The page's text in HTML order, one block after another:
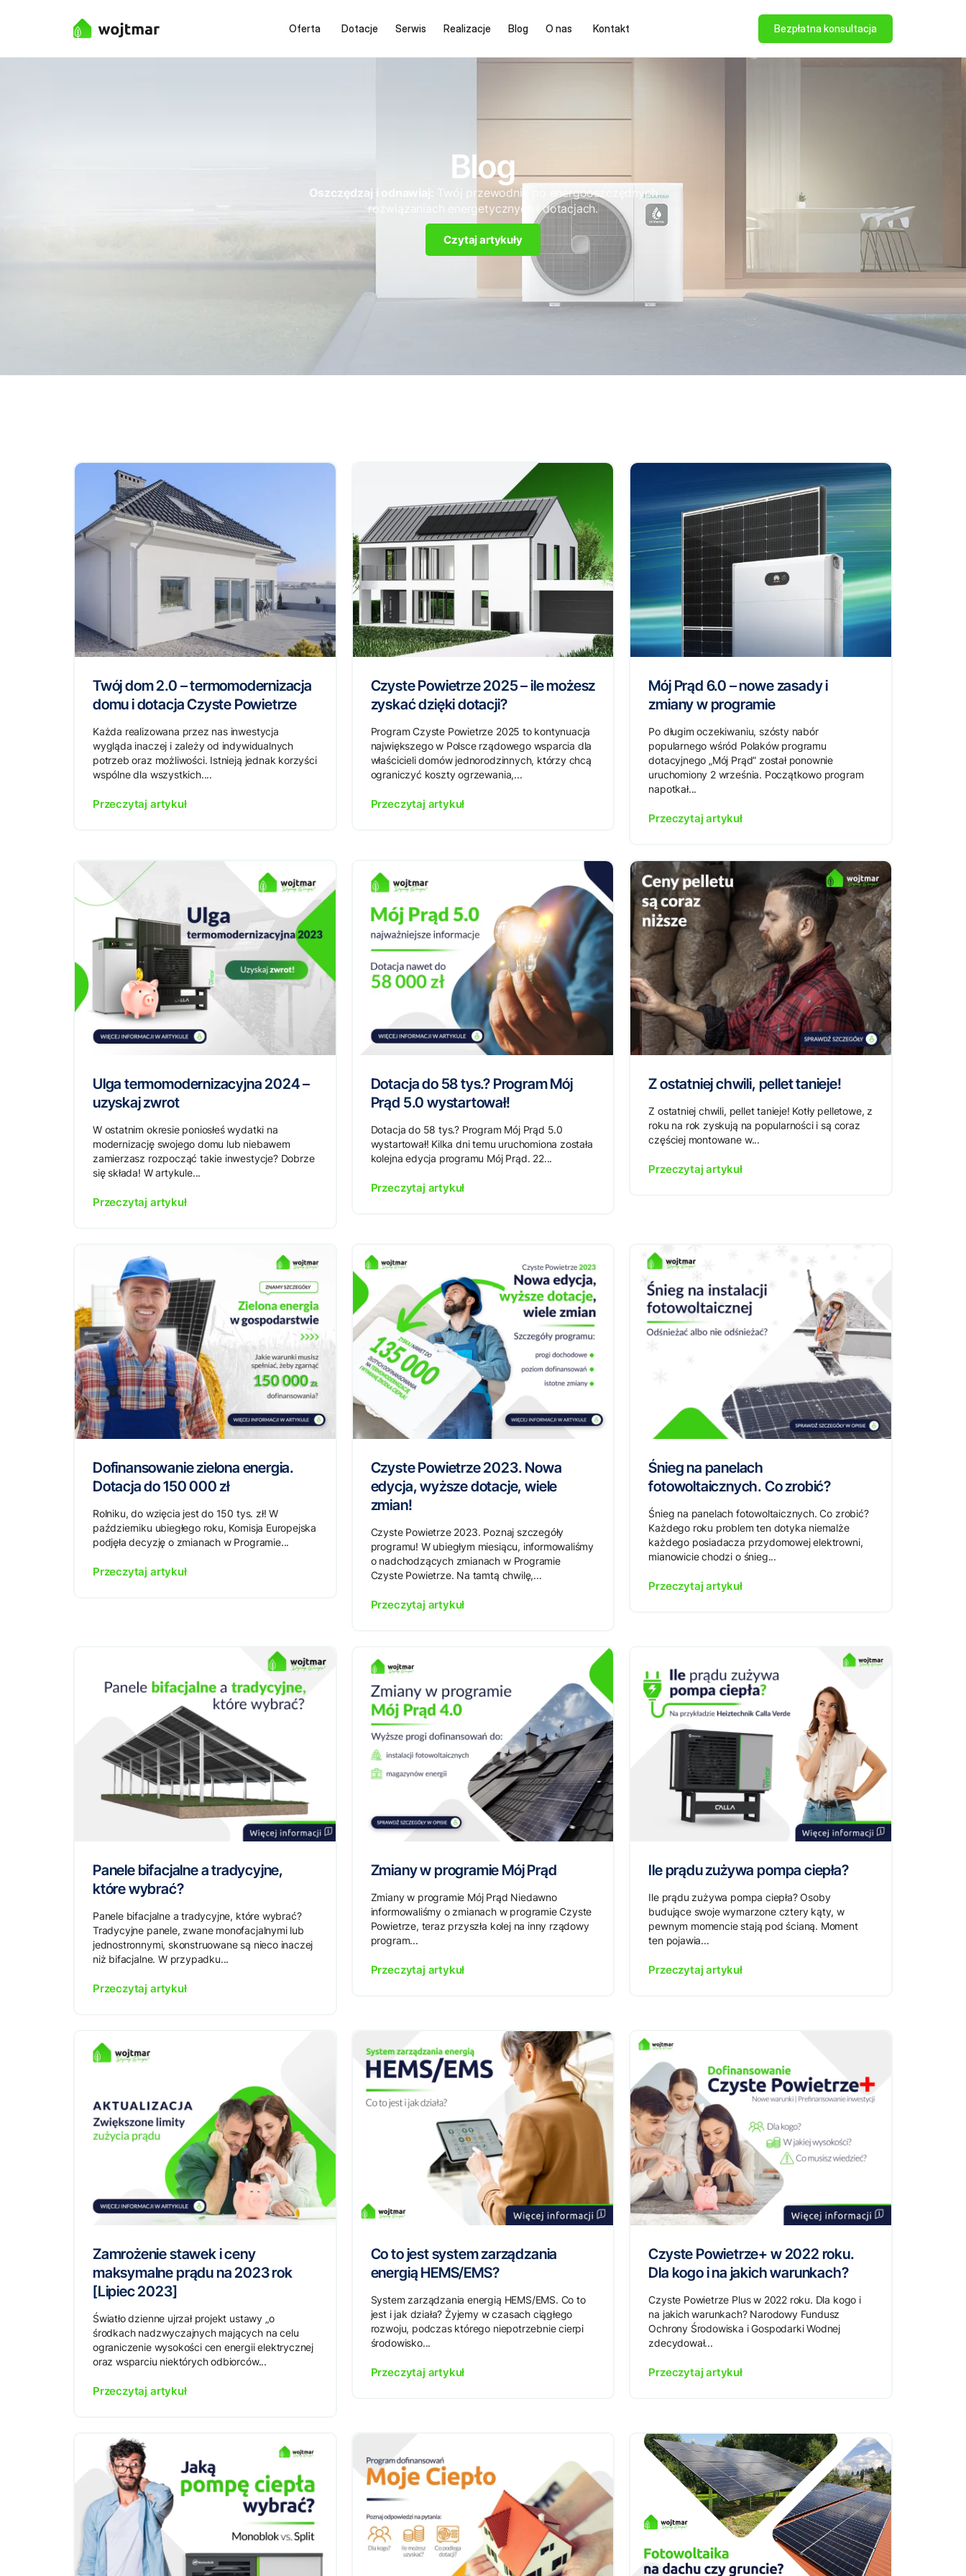
Oferta Dotacje Serwis Realizacje Blog O nas Kontakt Bezpłatna konsultacja
Blog
Oszczędzaj i odnawiaj:
Twój przewodnik po energooszczędnych
rozwiązaniach energetycznych i dotacjach.
Czytaj artykuły
Twój dom 2.0 – termomodernizacja
domu i dotacja Czyste Powietrze
Każda realizowana przez nas inwestycja
wygląda inaczej i zależy od indywidualnych
potrzeb oraz możliwości. Istnieją jednak korzyści
wspólne dla wszystkich....
Przeczytaj artykuł
Czyste Powietrze 2025 – ile możesz
zyskać dzięki dotacji?
Program Czyste Powietrze 2025 to kontynuacja
największego w Polsce rządowego wsparcia dla
właścicieli domów jednorodzinnych, którzy chcą
ograniczyć koszty ogrzewania,...
Przeczytaj artykuł
Mój Prąd 6.0 – nowe zasady i
zmiany w programie
Po długim oczekiwaniu, szósty nabór
popularnego wśród Polaków programu
dotacyjnego „Mój Prąd” został ponownie
uruchomiony 2 września. Początkowo program
napotkał...
Przeczytaj artykuł
Ulga termomodernizacyjna 2024 –
uzyskaj zwrot
W ostatnim okresie poniosłeś wydatki na
modernizację swojego domu lub niebawem
zamierzasz rozpocząć takie inwestycje? Dobrze
się składa! W artykule...
Przeczytaj artykuł
Dotacja do 58 tys.? Program Mój
Prąd 5.0 wystartował!
Dotacja do 58 tys.? Program Mój Prąd 5.0
wystartował! Kilka dni temu uruchomiona została
kolejna edycja programu Mój Prąd. 22...
Przeczytaj artykuł
Z ostatniej chwili, pellet tanieje!
Z ostatniej chwili, pellet tanieje! Kotły pelletowe, z
roku na rok zyskują na popularności i są coraz
częściej montowane w...
Przeczytaj artykuł
Dofinansowanie zielona energia.
Dotacja do 150 000 zł
Rolniku, do wzięcia jest do 150 tys. zł! W
październiku ubiegłego roku, Komisja Europejska
podjęła decyzję o zmianach w Programie...
Przeczytaj artykuł
Czyste Powietrze 2023. Nowa
edycja, wyższe dotacje, wiele
zmian!
Czyste Powietrze 2023. Poznaj szczegóły
programu! W ubiegłym miesiącu, informowaliśmy
o nadchodzących zmianach w Programie
Czyste Powietrze. Na tamtą chwilę,...
Przeczytaj artykuł
Śnieg na panelach
fotowoltaicznych. Co zrobić?
Śnieg na panelach fotowoltaicznych. Co zrobić?
Każdego roku problem ten dotyka niemalże
każdego posiadacza przydomowej elektrowni,
mianowicie chodzi o śnieg...
Przeczytaj artykuł
Panele bifacjalne a tradycyjne,
które wybrać?
Panele bifacjalne a tradycyjne, które wybrać?
Tradycyjne panele, zwane monofacjalnymi lub
jednostronnymi, skonstruowane są nieco inaczej
niż bifacjalne. W przypadku...
Przeczytaj artykuł
Zmiany w programie Mój Prąd
Zmiany w programie Mój Prąd Niedawno
informowaliśmy o zmianach w programie Czyste
Powietrze, teraz przyszła kolej na inny rządowy
program...
Przeczytaj artykuł
Ile prądu zużywa pompa ciepła?
Ile prądu zużywa pompa ciepła? Osoby
budujące swoje wymarzone cztery kąty, w
pewnym momencie stają pod ścianą. Moment
ten pojawia...
Przeczytaj artykuł
Zamrożenie stawek i ceny
maksymalne prądu na 2023 rok
[Lipiec 2023]
Światło dzienne ujrzał projekt ustawy „o
środkach nadzwyczajnych mających na celu
ograniczenie wysokości cen energii elektrycznej
oraz wsparciu niektórych odbiorców...
Przeczytaj artykuł
Co to jest system zarządzania
energią HEMS/EMS?
System zarządzania energią HEMS/EMS. Co to
jest i jak działa? Żyjemy w czasach ciągłego
rozwoju, podczas którego niepotrzebnie cierpi
środowisko...
Przeczytaj artykuł
Czyste Powietrze+ w 2022 roku.
Dla kogo i na jakich warunkach?
Czyste Powietrze Plus w 2022 roku. Dla kogo i
na jakich warunkach? Narodowy Fundusz
Ochrony Środowiska i Gospodarki Wodnej
zdecydował...
Przeczytaj artykuł